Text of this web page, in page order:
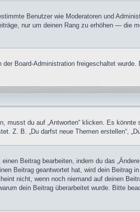
Benutzer wie Moderatoren und
nur um deinen Rang zu erhöhen — die
Board-Administration freigeschaltet
musst du auf „Antworten“ klicken. Es
Z. B. „Du darfst neue Themen erstellen“,
Beitrag bearbeiten, indem du das
Beitrag geantwortet hat, wird dein Beitrag
nicht, wenn noch niemand auf deinen
dein Beitrag überarbeitet wurde. Bitte